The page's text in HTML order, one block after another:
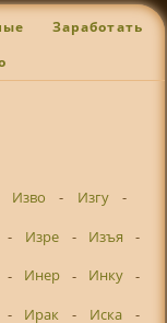
Заработать
Изво - Изгу
-
- Изре - Изъя
-
- Инер - Инку
-
- Ирак - Иска
-